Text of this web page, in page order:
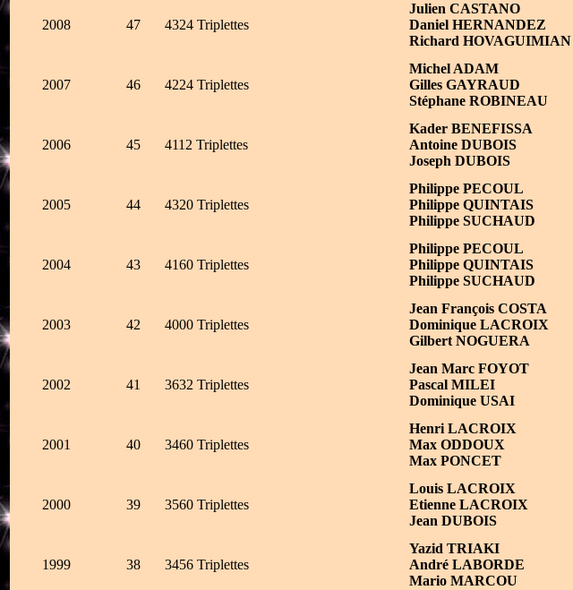
2008 47 4324 Triplettes
Julien CASTANO
Daniel HERNANDEZ
Richard HOVAGUIMIAN
2007 46 4224 Triplettes
Michel ADAM
Gilles GAYRAUD
Stéphane ROBINEAU
2006 45 4112 Triplettes
Kader BENEFISSA
Antoine DUBOIS
Joseph DUBOIS
2005 44 4320 Triplettes
Philippe PECOUL
Philippe QUINTAIS
Philippe SUCHAUD
2004 43 4160 Triplettes
Philippe PECOUL
Philippe QUINTAIS
Philippe SUCHAUD
2003 42 4000 Triplettes
Jean François COSTA
Dominique LACROIX
Gilbert NOGUERA
2002 41 3632 Triplettes
Jean Marc FOYOT
Pascal MILEI
Dominique USAI
2001 40 3460 Triplettes
Henri LACROIX
Max ODDOUX
Max PONCET
2000 39 3560 Triplettes
Louis LACROIX
Etienne LACROIX
Jean DUBOIS
1999 38 3456 Triplettes
Yazid TRIAKI
André LABORDE
Mario MARCOU